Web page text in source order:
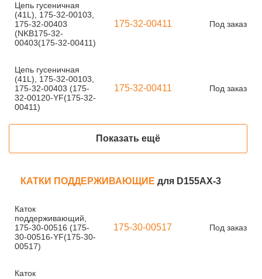
Цепь гусеничная
(41L), 175-32-00103,
175-32-00403
(NKB175-32-
00403(175-32-00411)
175-32-00411 Под заказ
Цепь гусеничная
(41L), 175-32-00103,
175-32-00403 (175-
32-00120-YF(175-32-
00411)
175-32-00411 Под заказ
Показать ещё
КАТКИ ПОДДЕРЖИВАЮЩИЕ для D155AX-3
Каток
поддерживающий,
175-30-00516 (175-
30-00516-YF(175-30-
00517)
175-30-00517 Под заказ
Каток